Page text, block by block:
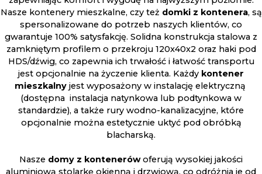
Nasze kontenery mieszkalne, czy też domki z kontenera, są
spersonalizowane do potrzeb naszych klientów, co
gwarantuje 100% satysfakcję. Solidna konstrukcja stalowa z
zamkniętym profilem o przekroju 120x40x2 oraz haki pod
HDS/dźwig, co zapewnia ich trwałość i łatwość transportu
jest opcjonalnie na życzenie klienta. Każdy kontener
mieszkalnyjest wyposażony w instalację elektryczną
(dostępna instalacja natynkowa lub podtynkowa w
standardzie), a także rury wodno-kanalizacyjne, które
opcjonalnie można estetycznie uktyć pod obróbką
blacharską.
Nasze domy z kontenerówoferują wysokiej jakości
aluminiową stolarkę okienną i drzwiową, co odróżnia je od